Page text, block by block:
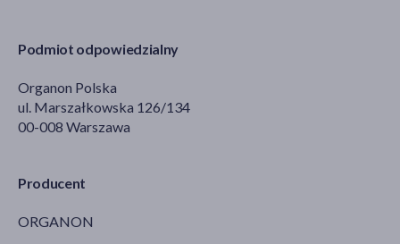
Podmiot odpowiedzialny
Organon Polska
ul. Marszałkowska 126/134
00-008 Warszawa
Producent
ORGANON